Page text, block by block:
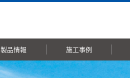
製品情報 施工事例